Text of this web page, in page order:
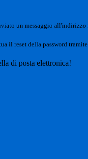
un messaggio
il reset della password
di posta elettronica!